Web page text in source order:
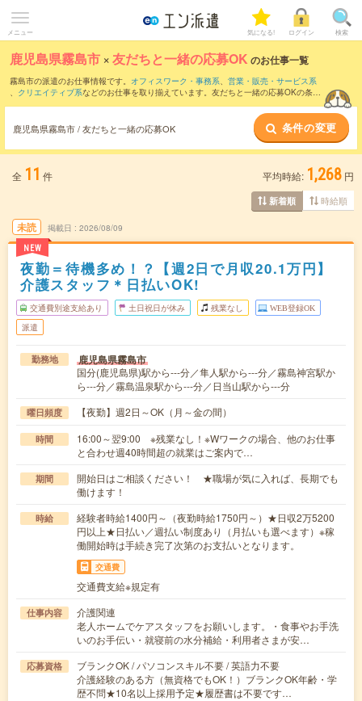
メニュー 気になる! ログイン 検索
鹿児島県霧島市 ×友だちと一緒の応募OK のお仕事一覧
霧島市の派遣のお仕事情報です。 オフィスワーク・事務系、 営業・販売・サービス系
、 クリエイティブ系などのお仕事を取り揃えています。友だちと一緒の応募OKの条件
鹿児島県霧島市 / 友だちと一緒の応募OK 条件の変更
全 11 件 平均時給: 1,268 円
新着順 時給順
未読
NEW
掲載日 2026/08/09
夜勤＝待機多め！？【週2日で月収20.1万円】
介護スタッフ＊日払いOK!
交通費別途支給あり 土日祝日が休み 残業なし WEB登録OK
派遣
勤務地 鹿児島県霧島市
国分(鹿児島県)駅から---分／隼人駅から---分／霧島神宮駅か
ら---分／霧島温泉駅から---分／日当山駅から---分
曜日頻度 【夜勤】週2日～OK（月～金の間）
時間
16:00～翌9:00 ※残業なし！※Wワークの場合、他のお仕事
と合わせ週40時間超の就業はご案内で…
期間
開始日はご相談ください！ ★職場が気に入れば、長期でも
働けます！
時給
経験者時給1400円～（夜勤時給1750円～）★日収2万5200
円以上★日払い／週払い制度あり（月払いも選べます）※稼
働開始時は手続き完了次第のお支払いとなります。
交通費
交通費支給※規定有
仕事内容
介護関連
老人ホームでケアスタッフをお願いします。・食事やお手洗
いのお手伝い・就寝前の水分補給・利用者さまが安…
応募資格
ブランクOK / パソコンスキル不要 / 英語力不要
介護経験のある方（無資格でもOK！）ブランクOK年齢・学
歴不問★10名以上採用予定★履歴書は不要です…